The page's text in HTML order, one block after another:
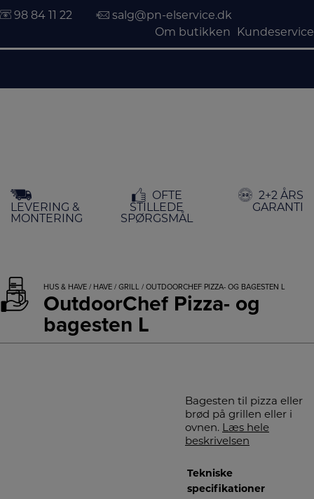
indholdet
98 84 11 22
salg@pn-elservice.dk
Om butikken
Kundeservice
LEVERING &
MONTERING
OFTE
STILLEDE
SPØRGSMÅL
2+2 ÅRS
GARANTI
HUS & HAVE / HAVE / GRILL / OUTDOORCHEF PIZZA- OG BAGESTEN L
OutdoorChef Pizza- og
bagesten L
Bagesten til pizza eller
brød på grillen eller i
ovnen. Læs hele
beskrivelsen
Tekniske
specifikationer